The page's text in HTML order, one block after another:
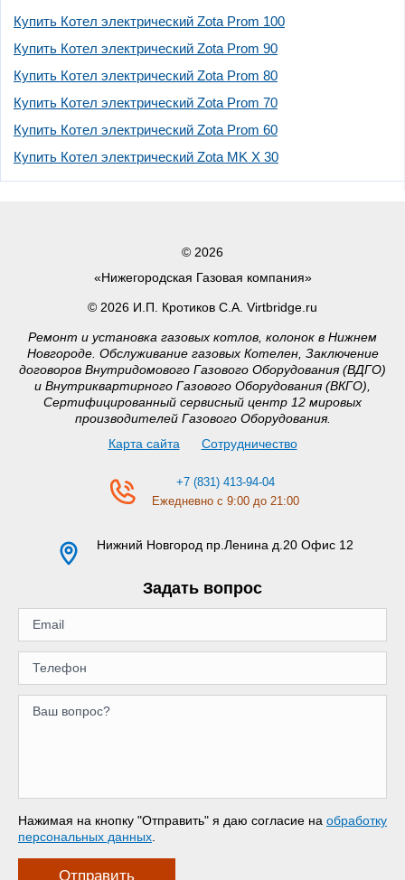
Купить Котел электрический Zota Prom 100
Купить Котел электрический Zota Prom 90
Купить Котел электрический Zota Prom 80
Купить Котел электрический Zota Prom 70
Купить Котел электрический Zota Prom 60
Купить Котел электрический Zota MK X 30
© 2026
«Нижегородская Газовая компания»
© 2026 И.П. Кротиков С.А. Virtbridge.ru
Ремонт и установка газовых котлов, колонок в Нижнем
Новгороде. Обслуживание газовых Котелен, Заключение
договоров Внутридомового Газового Оборудования (ВДГО)
и Внутриквартирного Газового Оборудования (ВКГО),
Сертифицированный сервисный центр 12 мировых
производителей Газового Оборудования.
Карта сайта
Сотрудничество
+7 (831) 413-94-04
Ежедневно с 9:00 до 21:00
Нижний Новгород пр.Ленина д.20 Офис 12
Задать вопрос
Нажимая на кнопку "Отправить" я даю согласие на обработку
персональных данных
Отправить